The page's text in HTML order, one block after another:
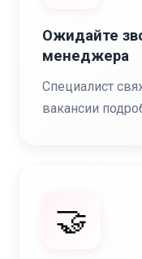
Ожидайте
менеджера
Специалист
вакансии
🤝